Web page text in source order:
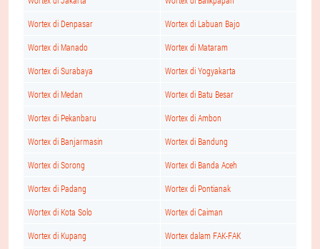
Wortex di Denpasar Wortex di Labuan Bajo
Wortex di Manado Wortex di Mataram
Wortex di Surabaya Wortex di Yogyakarta
Wortex di Medan Wortex di Batu Besar
Wortex di Pekanbaru Wortex di Ambon
Wortex di Banjarmasin Wortex di Bandung
Wortex di Sorong Wortex di Banda Aceh
Wortex di Padang Wortex di Pontianak
Wortex di Kota Solo Wortex di Caiman
Wortex di Kupang Wortex dalam FAK-FAK